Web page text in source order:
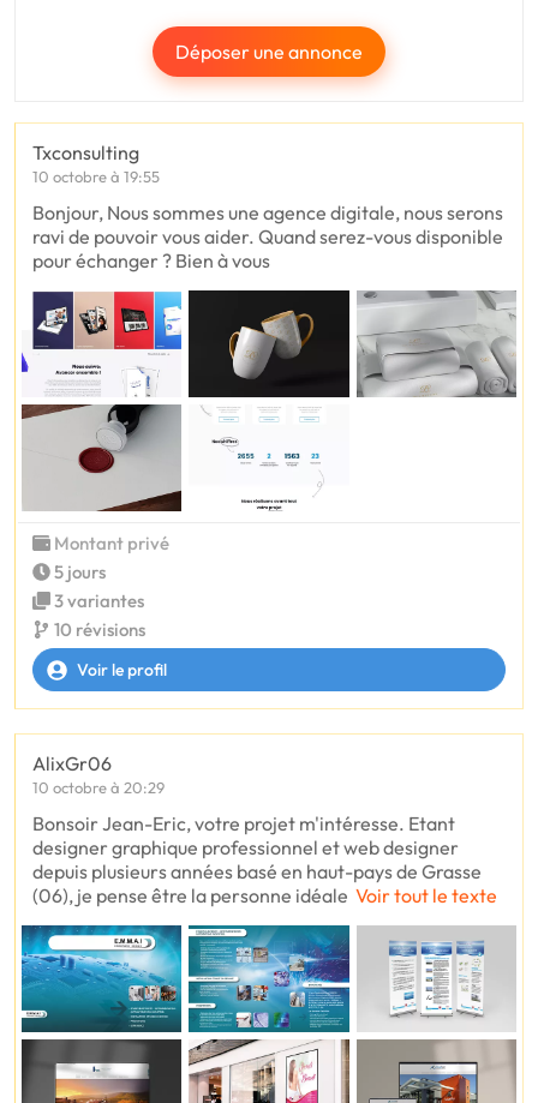
Déposer une annonce
Txconsulting
10 octobre à 19:55
Bonjour, Nous sommes une agence digitale, nous serons
ravi de pouvoir vous aider. Quand serez-vous disponible
pour échanger ? Bien à vous
Montant privé
5 jours
3 variantes
10 révisions
Voir le profil
AlixGr06
10 octobre à 20:29
Bonsoir Jean-Eric, votre projet m'intéresse. Etant
designer graphique professionnel et web designer
depuis plusieurs années basé en haut-pays de Grasse
(06), je pense être la personne idéale Voir tout le texte